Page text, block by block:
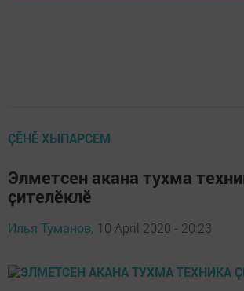
ÇӖНӖ ХЫПАРСЕМ
Элметсен акана тухма
ҫителӗклӗ
Илья Туманов, 10 April 2020 - 20:23